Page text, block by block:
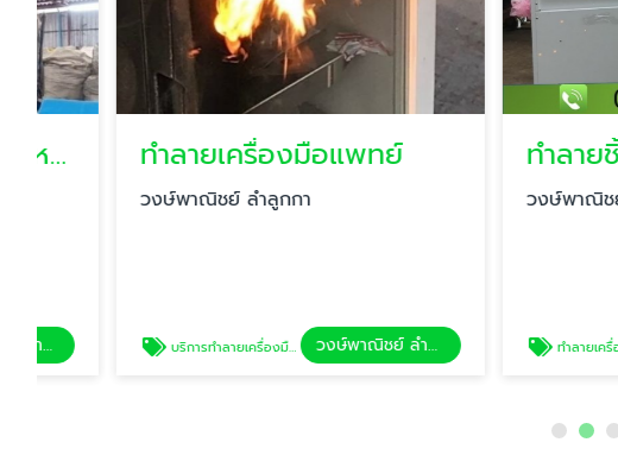
ทำลายเครื่องมือแพทย์
วงษ์พาณิชย์ ลำลูกกา
บริการทำลายเครื่องมือแพทย์ วงษ์พาณิชย์ ลำลูกกา
วงษ์พาณิชย์ ลำลูกกา
ทำลายเครื่องจักรโรงงานอุตสาหกรรม